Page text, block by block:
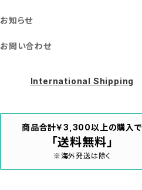
お知らせ
お問い合わせ
International Shipping
商品合計￥3,300以上の購入で
「送料無料」
※海外発送は除く